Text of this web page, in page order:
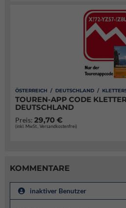
ÖSTERREICH / DEUTSCHLAND /
TOUREN-APP CODE
DEUTSCHLAND
Preis: 29,70 €
(inkl. MwSt., Versandkostenfrei)
KOMMENTARE
inaktiver Benutzer